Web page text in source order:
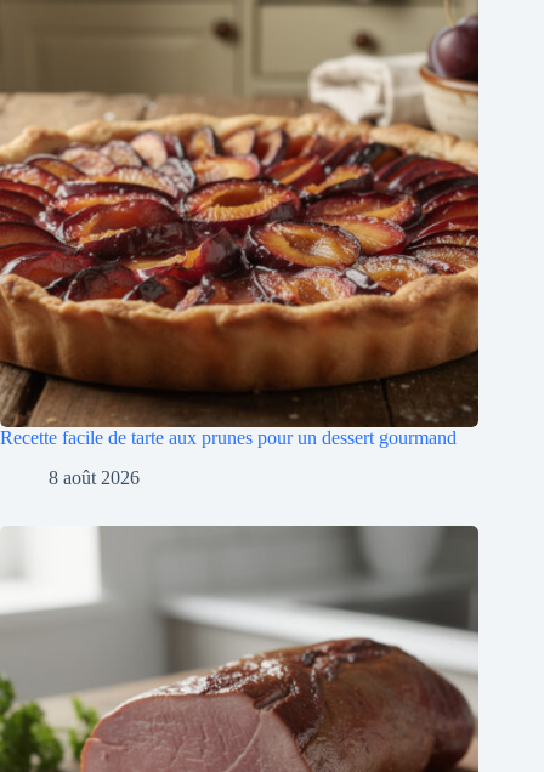
Recette facile de tarte aux prunes pour un dessert gourmand
8 août 2026